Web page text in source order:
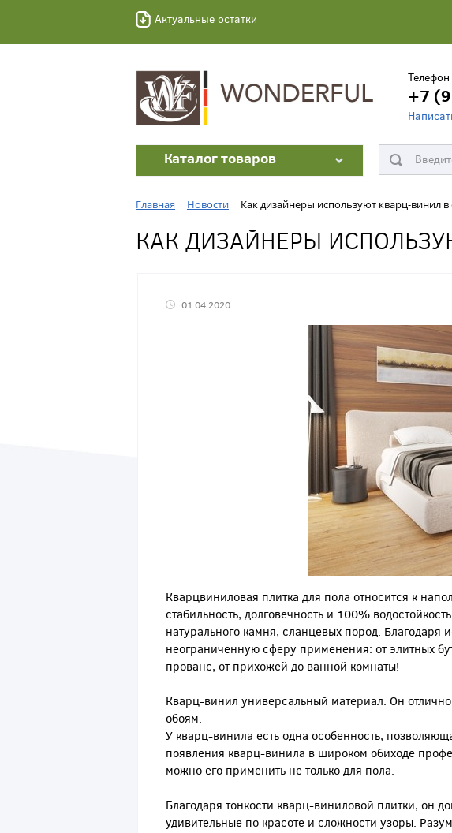
Актуальные остатки
+7
Каталог товаров
Главная Новости Как дизайнеры используют кварц-винил в
КАК ДИЗАЙНЕРЫ
01.04.2020
Кварцвиниловая плитка для пола относится к
стабильность, долговечность и 100%
натурального камня, сланцевых пород.
неограниченную сферу применения: от элитных
прованс, от прихожей до ванной комнаты!
Кварц-винил универсальный материал. Он отлично
обоям.
У кварц-винила есть одна особенность,
появления кварц-винила в широком обиходе
можно его применить не только для пола.
Благодаря тонкости кварц-виниловой плитки, он
удивительные по красоте и сложности узоры.